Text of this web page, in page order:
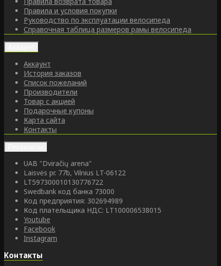
Правила и условия покупки
Руководство по эксплуатации велосипеда
Справочная таблица размеров рамы велосипеда
Аккаунт
История заказов
Список пожеланий
Производители
Товар с акцией
Подарочные купоны
Карта сайта
Контакты
UAB "Dviračių arena"
Laisvės pr. 77b, Vilnius LT-06122
LT597300010130776722
Swedbank код банка 73000
Код предприятия: 302694989
Код плательщика НДС: LT100006538015
Youtube
Facebook
Instagram
Контакты